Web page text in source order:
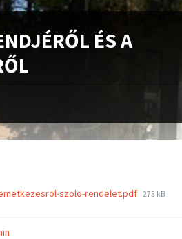
ÉS A
szolo-rendelet.pdf 275 kB